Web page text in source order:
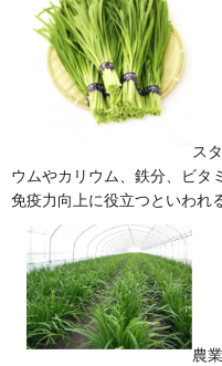
ス
ウムやカリウム、鉄分、ビタ
免疫力向上に役立つといわれ
農